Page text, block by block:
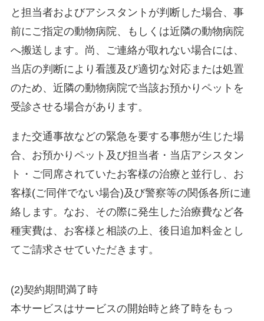
と担当者およびアシスタントが判断した場合、事
前にご指定の動物病院、もしくは近隣の動物病院
へ搬送します。尚、ご連絡が取れない場合には、
当店の判断により看護及び適切な対応または処置
のため、近隣の動物病院で当該お預かりペットを
受診させる場合があります。
また交通事故などの緊急を要する事態が生じた場
合、お預かりペット及び担当者・当店アシスタン
ト・ご同席されていたお客様の治療と並行し、お
客様(ご同伴でない場合)及び警察等の関係各所に連
絡します。なお、その際に発生した治療費など各
種実費は、お客様と相談の上、後日追加料金とし
てご請求させていただきます。
(2)契約期間満了時
本サービスはサービスの開始時と終了時をもっ